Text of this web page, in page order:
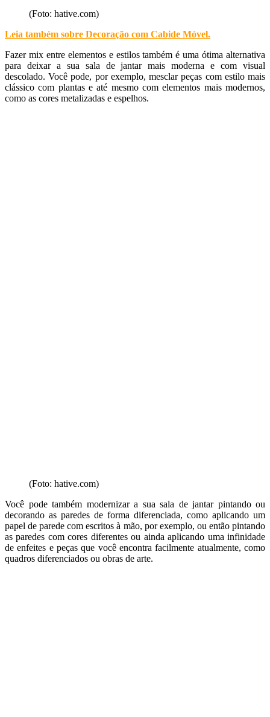
(Foto: hative.com)
Leia também sobre Decoração com Cabide Móvel.
Fazer mix entre elementos e estilos também é uma ótima alternativa
para deixar a sua sala de jantar mais moderna e com visual
descolado. Você pode, por exemplo, mesclar peças com estilo mais
clássico com plantas e até mesmo com elementos mais modernos,
como as cores metalizadas e espelhos.
(Foto: hative.com)
Você pode também modernizar a sua sala de jantar pintando ou
decorando as paredes de forma diferenciada, como aplicando um
papel de parede com escritos à mão, por exemplo, ou então pintando
as paredes com cores diferentes ou ainda aplicando uma infinidade
de enfeites e peças que você encontra facilmente atualmente, como
quadros diferenciados ou obras de arte.